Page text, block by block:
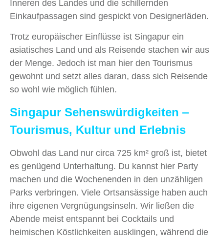
Inneren des Landes und die schillernden
Einkaufpassagen sind gespickt von Designerläden.
Trotz europäischer Einflüsse ist Singapur ein
asiatisches Land und als Reisende stachen wir aus
der Menge. Jedoch ist man hier den Tourismus
gewohnt und setzt alles daran, dass sich Reisende
so wohl wie möglich fühlen.
Singapur Sehenswürdigkeiten ‒
Tourismus, Kultur und Erlebnis
Obwohl das Land nur circa 725 km² groß ist, bietet
es genügend Unterhaltung. Du kannst hier Party
machen und die Wochenenden in den unzähligen
Parks verbringen. Viele Ortsansässige haben auch
ihre eigenen Vergnügungsinseln. Wir ließen die
Abende meist entspannt bei Cocktails und
heimischen Köstlichkeiten ausklingen, während die